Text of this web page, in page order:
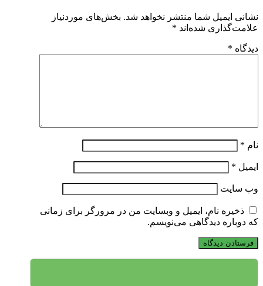
نشانی ایمیل شما منتشر نخواهد شد. بخش‌های موردنیاز
علامت‌گذاری شده‌اند *
دیدگاه *
نام *
ایمیل *
وب‌ سایت
ذخیره نام، ایمیل و وبسایت من در مرورگر برای زمانی
که دوباره دیدگاهی می‌نویسم.